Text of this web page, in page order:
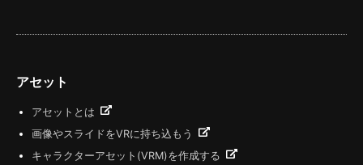
アセット
アセットとは
画像やスライドをVRに持ち込もう
キャラクターアセット(VRM)を作成する